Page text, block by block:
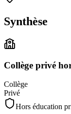
Synthèse
Collège privé
Collège
Privé
Hors éducation